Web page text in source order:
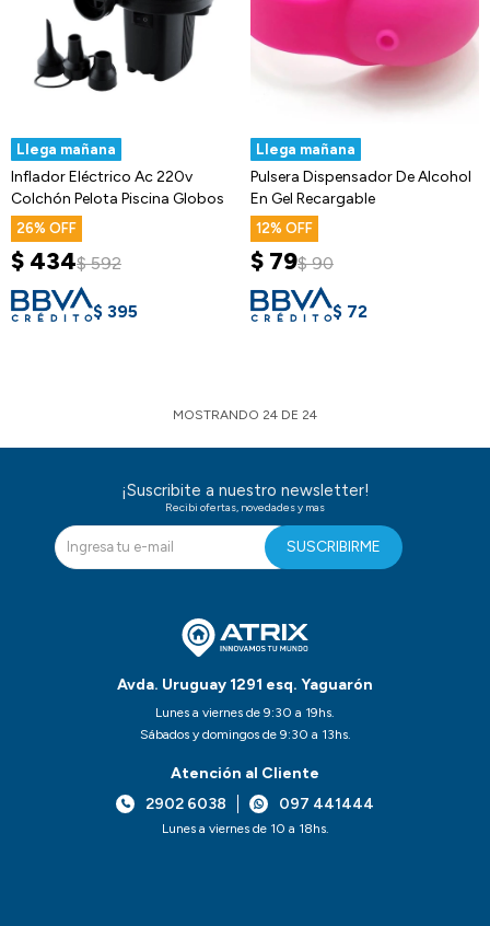
Llega mañana
Inflador Eléctrico Ac 220v
Colchón Pelota Piscina Globos
26
$ 434$ 592
$ 395
Llega mañana
Pulsera Dispensador De Alcohol
En Gel Recargable
12
$ 79$ 90
$ 72
MOSTRANDO 24 DE 24
Avda. Uruguay 1291 esq. Yaguarón
Lunes a viernes de 9:30 a 19hs.
Sábados y domingos de 9:30 a 13hs.
Atención al Cliente
2902 6038
097 441444
Lunes a viernes de 10 a 18hs.
¡Suscribite a nuestro newsletter!
Recibi ofertas, novedades y mas
SUSCRIBIRME